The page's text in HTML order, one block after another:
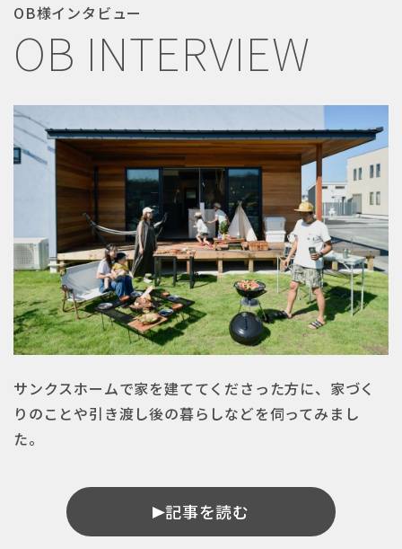
OB様インタビュー
OB INTERVIEW
サンクスホームで家を建ててくださった方に、家づく
りのことや引き渡し後の暮らしなどを伺ってみまし
た。
記事を読む